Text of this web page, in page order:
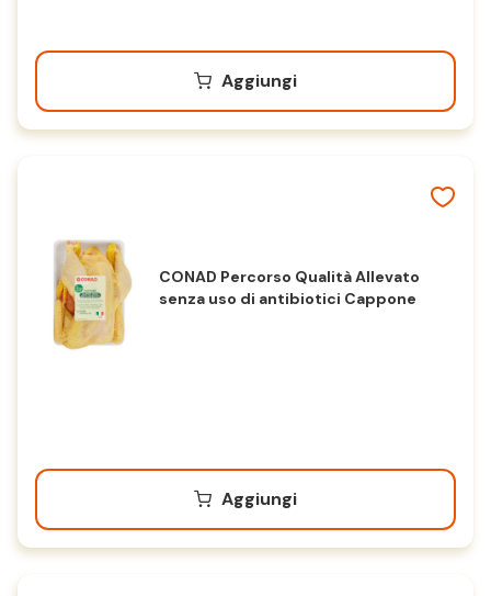
Aggiungi
CONAD Percorso Qualità Allevato
senza uso di antibiotici Cappone
Aggiungi